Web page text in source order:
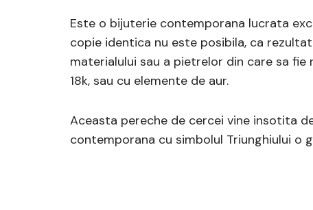
Este o bijuterie contemporana lucrata
copie identica nu este posibila, ca
materialului sau a pietrelor din care sa fie
18k, sau cu elemente de aur.
Aceasta pereche de cercei vine insotita
contemporana cu simbolul Triunghiului o